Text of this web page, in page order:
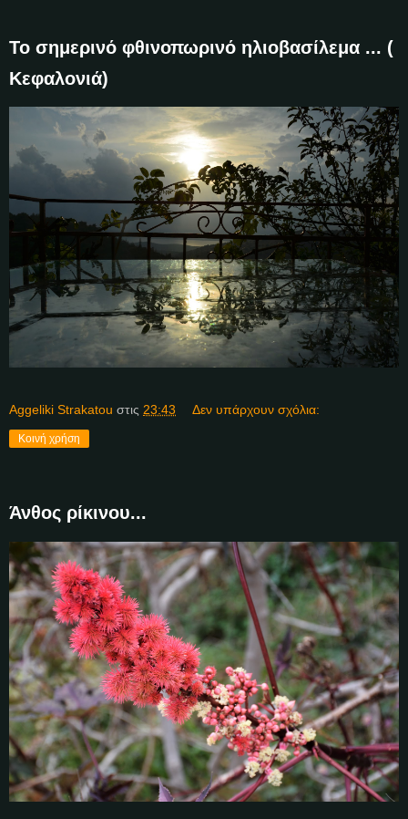
Το σημερινό φθινοπωρινό ηλιοβασίλεμα ... (
Κεφαλονιά)
Aggeliki Strakatou στις 23:43 Δεν υπάρχουν σχόλια:
Κοινή χρήση
Άνθος ρίκινου...